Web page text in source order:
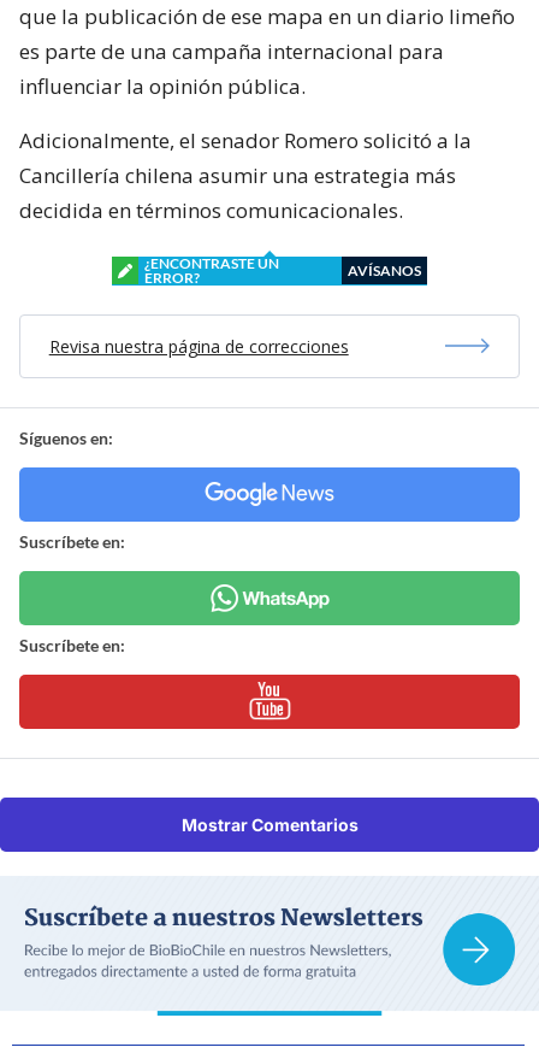
que la publicación de ese mapa en un diario limeño
es parte de una campaña internacional para
influenciar la opinión pública.
Adicionalmente, el senador Romero solicitó a la
Cancillería chilena asumir una estrategia más
decidida en términos comunicacionales.
¿ENCONTRASTE UN
ERROR?
AVÍSANOS
Revisa nuestra página de correcciones
Síguenos en:
Suscríbete en:
Suscríbete en:
Mostrar Comentarios